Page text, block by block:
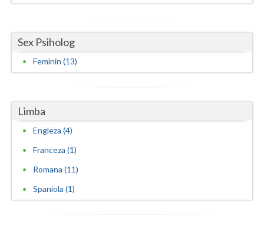
Sex Psiholog
Feminin (13)
Limba
Engleza (4)
Franceza (1)
Romana (11)
Spaniola (1)